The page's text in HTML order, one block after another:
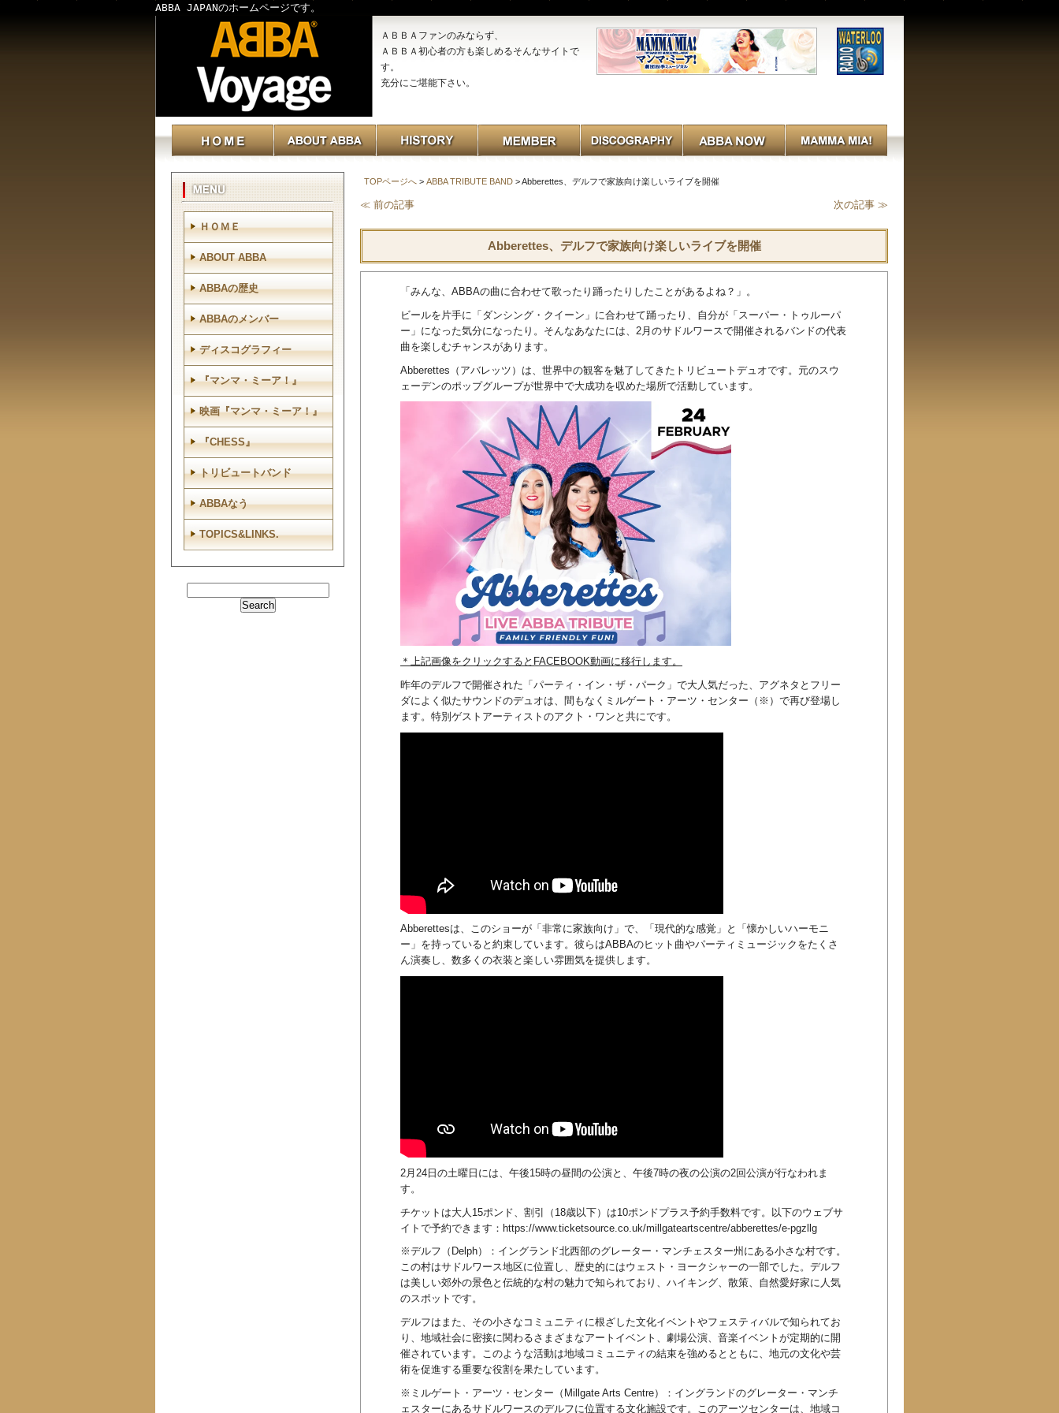
ABBA JAPANのホームページです。
ＡＢＢＡファンのみならず、
ＡＢＢＡ初心者の方も楽しめるそんなサイトで
す。
充分にご堪能下さい。
TOPページへ > ABBA TRIBUTE BAND > Abberettes、デルフで家族向け楽しいライブを開催
≪ 前の記事 次の記事 ≫
Abberettes、デルフで家族向け楽しいライブを開催
「みんな、ABBAの曲に合わせて歌ったり踊ったりしたことがあるよね？」。
ビールを片手に「ダンシング・クイーン」に合わせて踊ったり、自分が「スーパー・トゥルーパ
ー」になった気分になったり。そんなあなたには、2月のサドルワースで開催されるバンドの代表
曲を楽しむチャンスがあります。
Abberettes（アバレッツ）は、世界中の観客を魅了してきたトリビュートデュオです。元のスウ
ェーデンのポップグループが世界中で大成功を収めた場所で活動しています。
＊上記画像をクリックするとFACEBOOK動画に移行します。
昨年のデルフで開催された「パーティ・イン・ザ・パーク」で大人気だった、アグネタとフリー
ダによく似たサウンドのデュオは、間もなくミルゲート・アーツ・センター（※）で再び登場し
ます。特別ゲストアーティストのアクト・ワンと共にです。
Abberettesは、このショーが「非常に家族向け」で、「現代的な感覚」と「懐かしいハーモニ
ー」を持っていると約束しています。彼らはABBAのヒット曲やパーティミュージックをたくさ
ん演奏し、数多くの衣装と楽しい雰囲気を提供します。
2月24日の土曜日には、午後15時の昼間の公演と、午後7時の夜の公演の2回公演が行なわれま
す。
チケットは大人15ポンド、割引（18歳以下）は10ポンドプラス予約手数料です。以下のウェブサ
イトで予約できます：https://www.ticketsource.co.uk/millgateartscentre/abberettes/e-pgzllg
※デルフ（Delph）：イングランド北西部のグレーター・マンチェスター州にある小さな村です。
この村はサドルワース地区に位置し、歴史的にはウェスト・ヨークシャーの一部でした。デルフ
は美しい郊外の景色と伝統的な村の魅力で知られており、ハイキング、散策、自然愛好家に人気
のスポットです。
デルフはまた、その小さなコミュニティに根ざした文化イベントやフェスティバルで知られてお
り、地域社会に密接に関わるさまざまなアートイベント、劇場公演、音楽イベントが定期的に開
催されています。このような活動は地域コミュニティの結束を強めるとともに、地元の文化や芸
術を促進する重要な役割を果たしています。
※ミルゲート・アーツ・センター（Millgate Arts Centre）：イングランドのグレーター・マンチ
ェスターにあるサドルワースのデルフに位置する文化施設です。このアーツセンターは、地域コ
ＨＯＭＥ
ABOUT ABBA
ABBAの歴史
ABBAのメンバー
ディスコグラフィー
『マンマ・ミーア！』
映画『マンマ・ミーア！』
『CHESS』
トリビュートバンド
ABBAなう
TOPICS&LINKS.